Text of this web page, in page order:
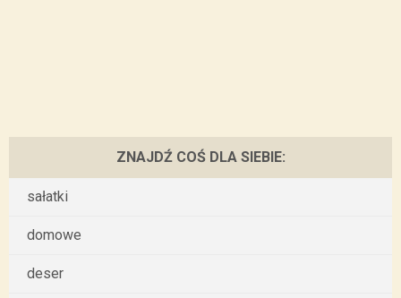
ZNAJDŹ COŚ DLA SIEBIE:
sałatki
domowe
deser